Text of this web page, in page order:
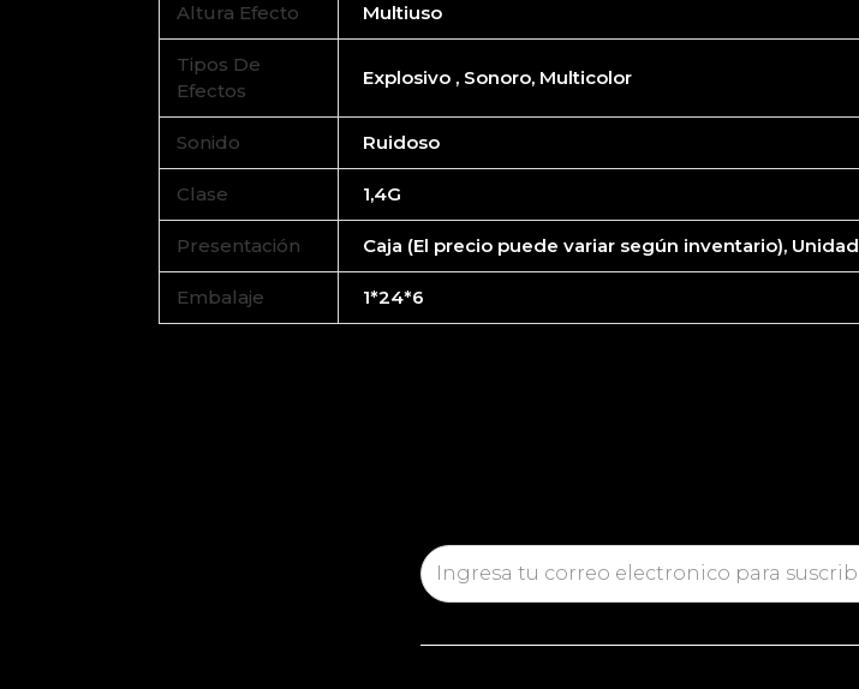
Altura Efecto Multiuso
Tipos De
Efectos
Explosivo , Sonoro, Multicolor
Sonido Ruidoso
Clase 1,4G
Presentación Caja (El precio puede variar según inventario), Unidad
Embalaje 1*24*6